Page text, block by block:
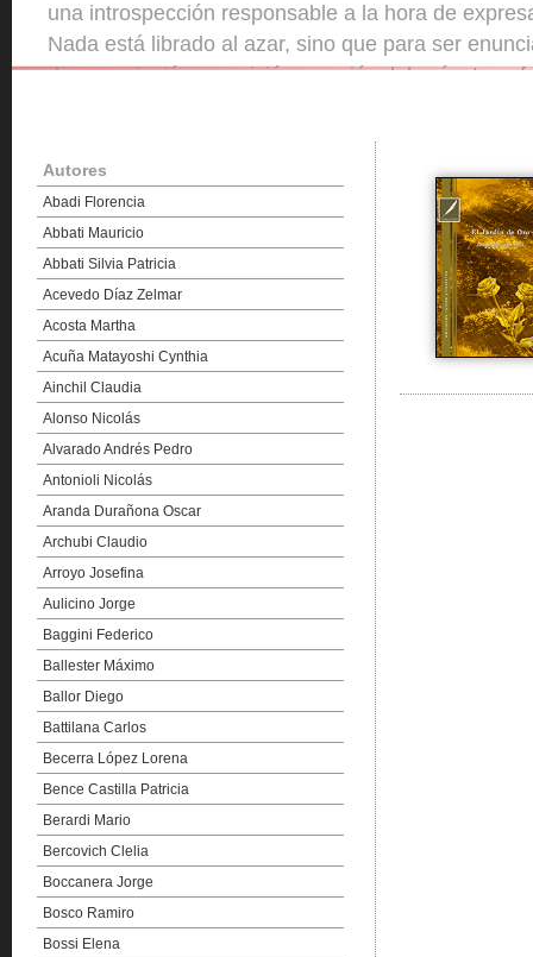
una introspección responsable a la hora de
Nada está librado al azar, sino que para ser
de enunciación que vivió, recorrió, elaboró y
poesía capaz de rescatarnos del estanque de la
Autores
Abadi Florencia
Abbati Mauricio
Abbati Silvia Patricia
Acevedo Díaz Zelmar
Acosta Martha
Acuña Matayoshi Cynthia
Ainchil Claudia
Alonso Nicolás
Alvarado Andrés Pedro
Antonioli Nicolás
Aranda Durañona Oscar
Archubi Claudio
Arroyo Josefina
Aulicino Jorge
Baggini Federico
Ballester Máximo
Ballor Diego
Battilana Carlos
Becerra López Lorena
Bence Castilla Patricia
Berardi Mario
Bercovich Clelia
Boccanera Jorge
Bosco Ramiro
Bossi Elena